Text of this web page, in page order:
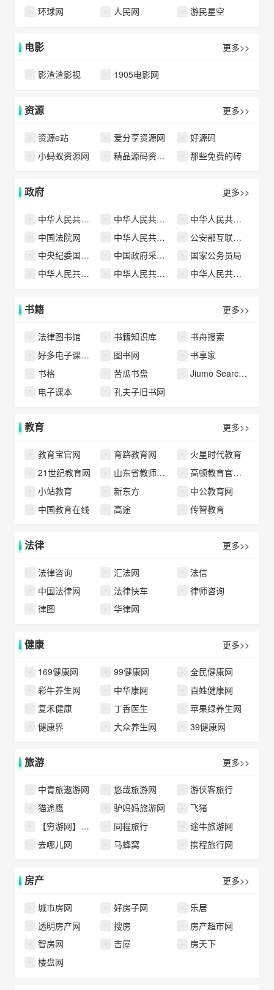
环球网 人民网 游民星空
电影 更多>>
影渣渣影视 1905电影网
资源 更多>>
资源e站 爱分享资源网
好源码
小蚂蚁资源网
精品源码资源网 那些免费的砖
政府 更多>>
中华人民共和国财政部 中华人民共和国最高人民法院
中华人民共和国住房和城乡建设部
中国法院网
中华人民共和国司法部
公安部互联网交通安全综合服务管理平台
中央纪委国家监委网站
中国政府采购网
国家公务员局
中华人民共和国商务部
中华人民共和国人力资源和社会保障部 中华人民共和国教育部
书籍 更多>>
法律图书馆 书籍知识库
书舟搜索
好多电子课本网
图书网
书享家
书格
苦瓜书盘
Jiumo Search 鸠摩搜索
电子课本
孔夫子旧书网
教育 更多>>
教育宝官网 育路教育网
火星时代教育
21世纪教育网
山东省教师教育网
高顿教育官方网站
小站教育
新东方
中公教育网
中国教育在线
高途 传智教育
法律 更多>>
法律咨询 汇法网
法信
中国法律网
法律快车
律师咨询
律图
华律网
健康 更多>>
169健康网 99健康网
全民健康网
彩牛养生网
中华康网
百姓健康网
复禾健康
丁香医生
苹果绿养生网
健康界
大众养生网 39健康网
旅游 更多>>
中青旅遨游网 悠哉旅游网
游侠客旅行
猫途鹰
驴妈妈旅游网
飞猪
【穷游网】自由行
同程旅行
途牛旅游网
去哪儿网
马蜂窝 携程旅行网
房产 更多>>
城市房网 好房子网
乐居
透明房产网
搜房
房产超市网
智房网
吉屋
房天下
楼盘网